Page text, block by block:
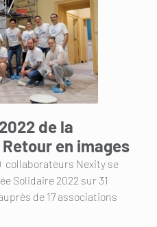
de la
en images
collaborateurs Nexity se
Solidaire 2022 sur 31
de 17 associations